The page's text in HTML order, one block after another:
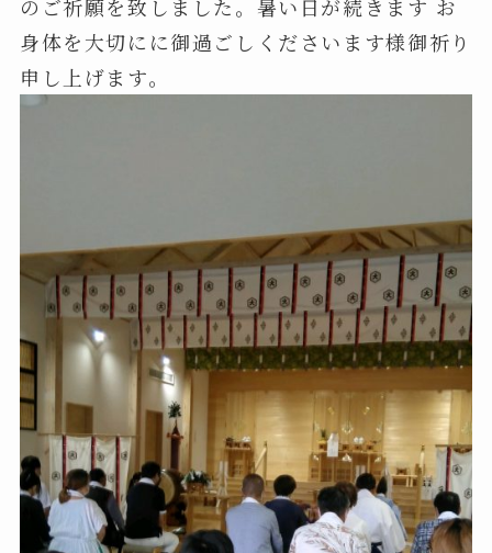
のご祈願を致しました。暑い日が続きます お
身体を大切にに御過ごしくださいます様御祈り
申し上げます。